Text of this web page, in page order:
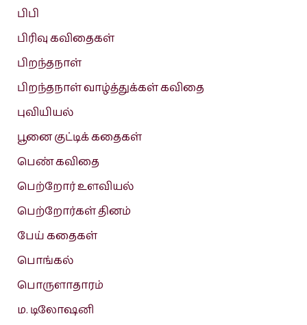
பிபி
பிரிவு கவிதைகள்
பிறந்தநாள்
பிறந்தநாள் வாழ்த்துக்கள் கவிதை
புவியியல்
பூனை குட்டிக் கதைகள்
பெண் கவிதை
பெற்றோர் உளவியல்
பெற்றோர்கள் தினம்
பேய் கதைகள்
பொங்கல்
பொருளாதாரம்
ம. டிலோஷனி